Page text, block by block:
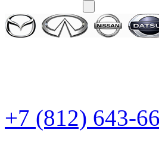
+7 (812) 643-